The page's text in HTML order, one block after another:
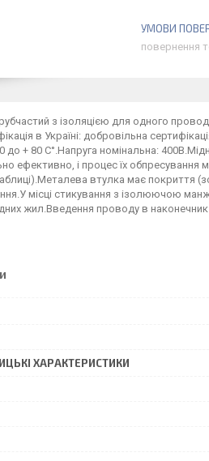
повернення
з ізоляцією для одного
в Україні: добровільна
до + 80 С°.Напруга номінальна:
ефективно, і процес їх обпресування
втулка має покриття
місці стикування з ізолюючою
жил.Введення проводу в
ХАРАКТЕРИСТИКИ